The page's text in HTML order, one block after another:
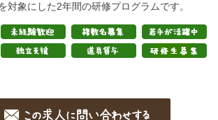
対象にした2年間の研修プログラムです。